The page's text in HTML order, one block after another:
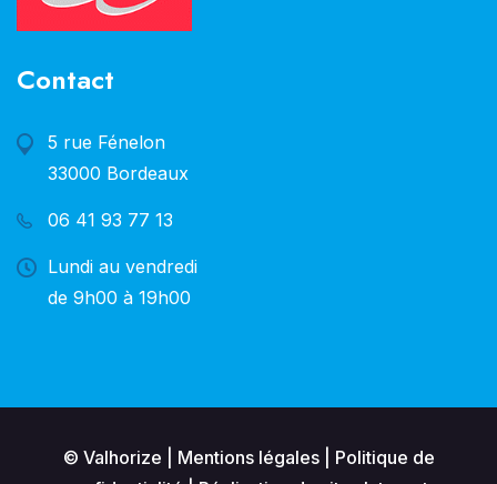
Contact
5 rue Fénelon
33000 Bordeaux
06 41 93 77 13
Lundi au vendredi
de 9h00 à 19h00
© Valhorize | Mentions légales| Politique de